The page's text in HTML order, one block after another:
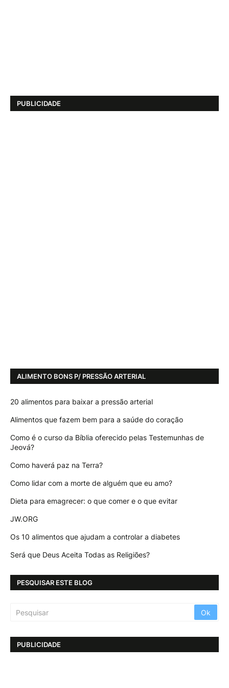
PUBLICIDADE
ALIMENTO BONS P/ PRESSÃO ARTERIAL
20 alimentos para baixar a pressão arterial
Alimentos que fazem bem para a saúde do coração
Como é o curso da Bíblia oferecido pelas Testemunhas de
Jeová?
Como haverá paz na Terra?
Como lidar com a morte de alguém que eu amo?
Dieta para emagrecer: o que comer e o que evitar
JW.ORG
Os 10 alimentos que ajudam a controlar a diabetes
Será que Deus Aceita Todas as Religiões?
PESQUISAR ESTE BLOG
PUBLICIDADE